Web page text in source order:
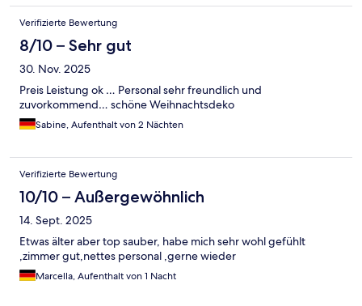
Verifizierte Bewertung
8/10 – Sehr gut
30. Nov. 2025
Preis Leistung ok … Personal sehr freundlich und
zuvorkommend… schöne Weihnachtsdeko
Sabine, Aufenthalt von 2 Nächten
Verifizierte Bewertung
10/10 – Außergewöhnlich
14. Sept. 2025
Etwas älter aber top sauber, habe mich sehr wohl gefühlt
,zimmer gut,nettes personal ,gerne wieder
Marcella, Aufenthalt von 1 Nacht